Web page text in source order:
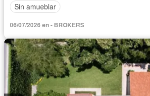
Sin amueblar
06/07/2026 en - BROKERS